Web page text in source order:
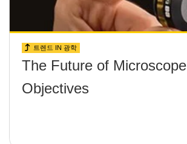
트렌드 IN 광학
The Future of Microscope
Objectives